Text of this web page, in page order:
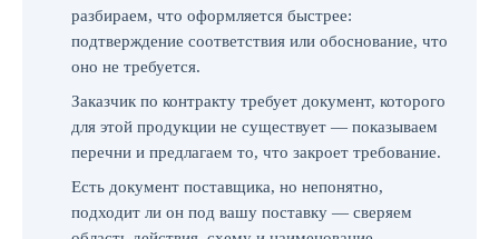
разбираем, что оформляется быстрее:
подтверждение соответствия или обоснование, что
оно не требуется.
Заказчик по контракту требует документ, которого
для этой продукции не существует — показываем
перечни и предлагаем то, что закроет требование.
Есть документ поставщика, но непонятно,
подходит ли он под вашу поставку — сверяем